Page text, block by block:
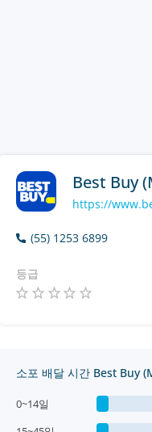
Best Buy
https://
(55) 1253 6899
등급
소포 배달 시간 Best Buy
0~14일